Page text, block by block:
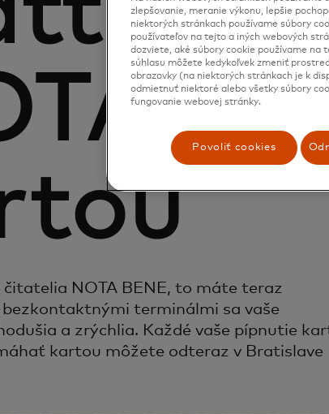
čitatelia NOTA BENE, to máte teraz
bezkontaktnými terminálmi sa vaše
a zrýchlia. Každé vaše pípnutie
kartou môžete odteraz v Bratislave
zlepšovanie, meranie výkonu, lepšie
niektorých stránkach používame súbory
používateľov na tejto a iných webových
dozviete, aké súbory cookie používame na
súhlasu môžete kedykoľvek zmeniť
obrazovky (na niektorých stránkach je k
odmietnuť niektoré alebo všetky súbory
fungovanie webovej stránky.
Povoliť cookies